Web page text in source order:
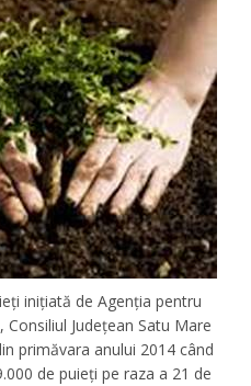
inițiată de Agenția pentru
Județean Satu Mare
primăvara anului 2014 când
de puieți pe raza a 21 de